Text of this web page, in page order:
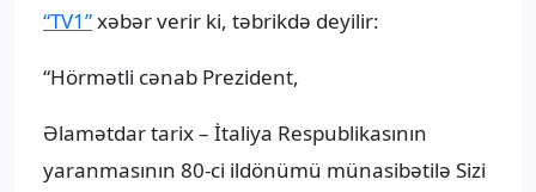
“TV1”xəbər verir ki, təbrikdə deyilir:
“Hörmətli cənab Prezident,
Əlamətdar tarix – İtaliya Respublikasının
yaranmasının 80-ci ildönümü münasibətilə Sizi